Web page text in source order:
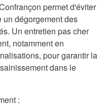
permet d'éviter
un dégorgement des
Un entretien pas cher
notamment en
pour garantir la
dans le
: